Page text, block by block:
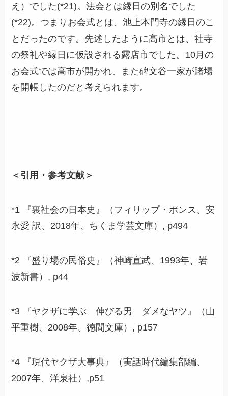
え）でした(*21)。法会とは縁日の別名でした
(*22)。つまりお会式とは、池上本門寺の縁日のこ
とだったのです。先述したように高市とは、社寺
の祭礼や縁日に仮設される露店市でした。10月の
お会式では高市が開かれ、また碑文谷一家が賭場
を開帳したのだと考えられます。
＜引用・参考文献＞
*1 『裏社会の日本史』（フィリップ・ポンス、安
永愛 訳、2018年、ちくま学芸文庫）, p494
*2 『盛り場の民俗史』（神崎宣武、1993年、岩
波新書）, p44
*3 『ヤクザに学ぶ 伸びる男 ダメなヤツ』（山
平重樹、2008年、徳間文庫）, p157
*4 『現代ヤクザ大事典』（実話時代編集部編、
2007年、洋泉社）,p51